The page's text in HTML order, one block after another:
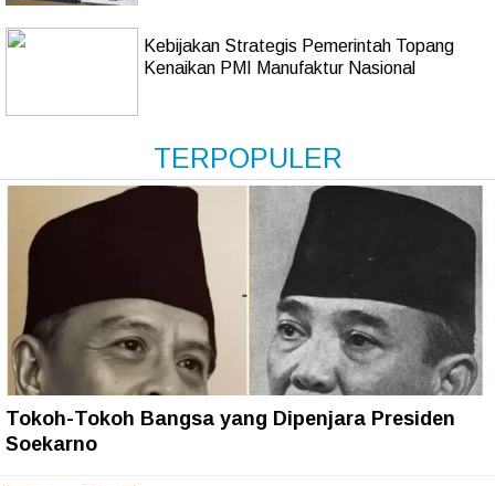
Kebijakan Strategis Pemerintah Topang
Kenaikan PMI Manufaktur Nasional
TERPOPULER
Tokoh-Tokoh Bangsa yang Dipenjara Presiden
Soekarno